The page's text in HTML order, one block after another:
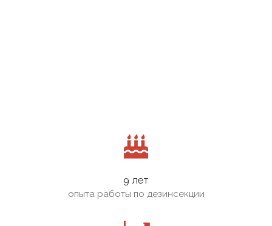
9 лет
опыта работы по дезинсекции